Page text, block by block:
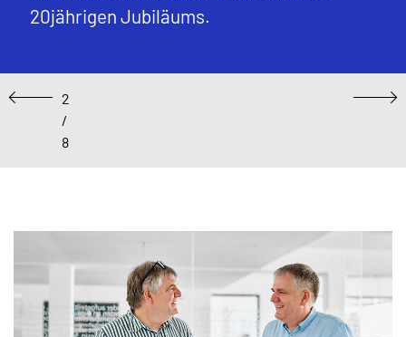
20jährigen Jubiläums.
Previous
2
/
8
Next